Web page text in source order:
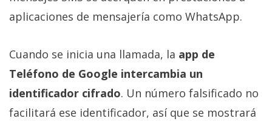
aplicaciones de mensajería como WhatsApp.
Cuando se inicia una llamada, la app de
Teléfono de Google intercambia un
identificador cifrado. Un número falsificado no
facilitará ese identificador, así que se mostrará